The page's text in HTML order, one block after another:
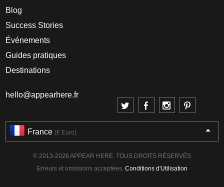
Blog
Success Stories
Événements
Guides pratiques
Destinations
hello@appearhere.fr
France (€ Euro)
© 2013-2026 APPEAR HERE. TOUS DROITS RÉSERVÉS
Erreurs et omissions acceptées. Conditions d'Utilisation